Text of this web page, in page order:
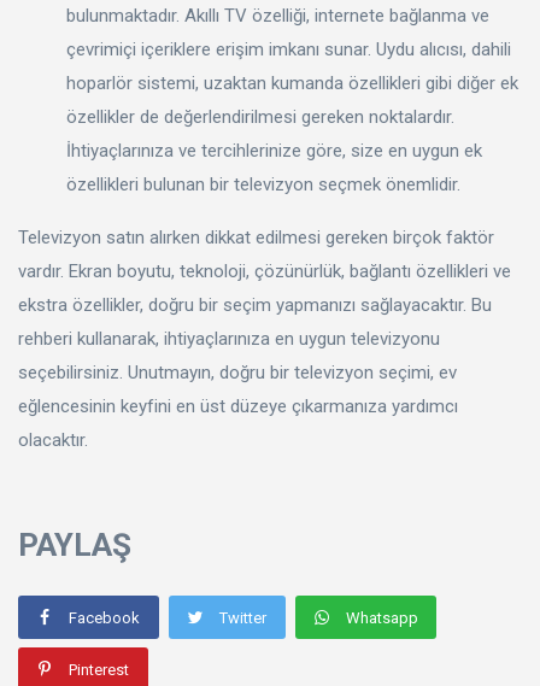
bulunmaktadır. Akıllı TV özelliği, internete bağlanma ve
çevrimiçi içeriklere erişim imkanı sunar. Uydu alıcısı, dahili
hoparlör sistemi, uzaktan kumanda özellikleri gibi diğer ek
özellikler de değerlendirilmesi gereken noktalardır.
İhtiyaçlarınıza ve tercihlerinize göre, size en uygun ek
özellikleri bulunan bir televizyon seçmek önemlidir.
Televizyon satın alırken dikkat edilmesi gereken birçok faktör
vardır. Ekran boyutu, teknoloji, çözünürlük, bağlantı özellikleri ve
ekstra özellikler, doğru bir seçim yapmanızı sağlayacaktır. Bu
rehberi kullanarak, ihtiyaçlarınıza en uygun televizyonu
seçebilirsiniz. Unutmayın, doğru bir televizyon seçimi, ev
eğlencesinin keyfini en üst düzeye çıkarmanıza yardımcı
olacaktır.
PAYLAŞ
Facebook Twitter Whatsapp
Pinterest